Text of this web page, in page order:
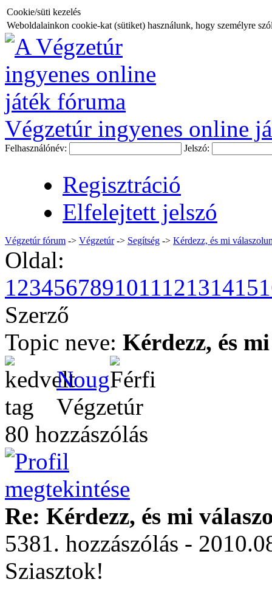
Cookie/süti kezelés
Weboldalainkon cookie-kat (sütiket) használunk, hogy személyre
Végzetúr ingyenes online
Felhasználónév: Jelszó:
Regisztráció
Elfelejtett jelszó
Végzetúr fórum -> Végzetúr-> Segítség -> Kérdezz, és mi
Oldal:
123456789101112131415
Szerző
Topic neve: Kérdezz, és
Noug
Végzetúr
80 hozzászólás
Re: Kérdezz, és mi
5381. hozzászólás -
Sziasztok!